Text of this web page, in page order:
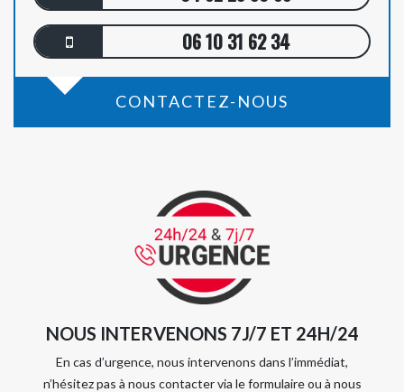
06 10 31 62 34
CONTACTEZ-NOUS
NOUS INTERVENONS 7J/7 ET 24H/24
En cas d’urgence, nous intervenons dans l’immédiat,
n’hésitez pas à nous contacter via le formulaire ou à nous